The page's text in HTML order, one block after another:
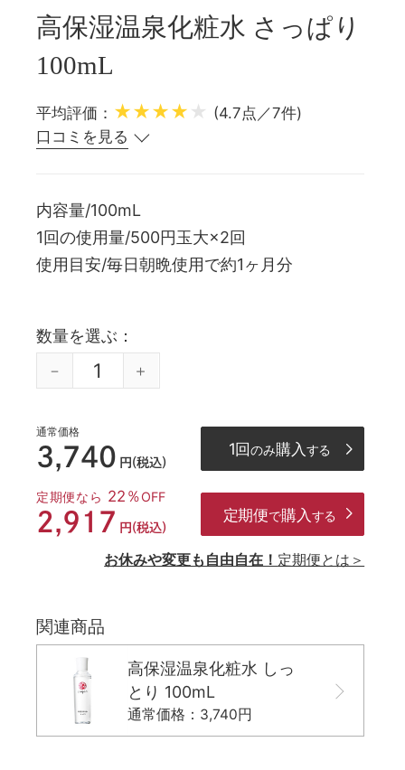
高保湿温泉化粧水 さっぱり
100mL
平均評価： ★★★★ ★ (4.7点／7件)
口コミを見る
内容量 100mL
1回の使用量 500円玉大×2回
使用目安 毎日朝晩使用で約1ヶ月分
数量を選ぶ
通常価格
3,740 円(税込)
1回のみ購入 する
定期便なら 22％OFF
2,917 円(税込)
定期便で購入 する
お休みや変更も自由自在！ 定期便とは＞
関連商品
高保湿温泉化粧水 しっ
とり 100mL
通常価格：3,740円